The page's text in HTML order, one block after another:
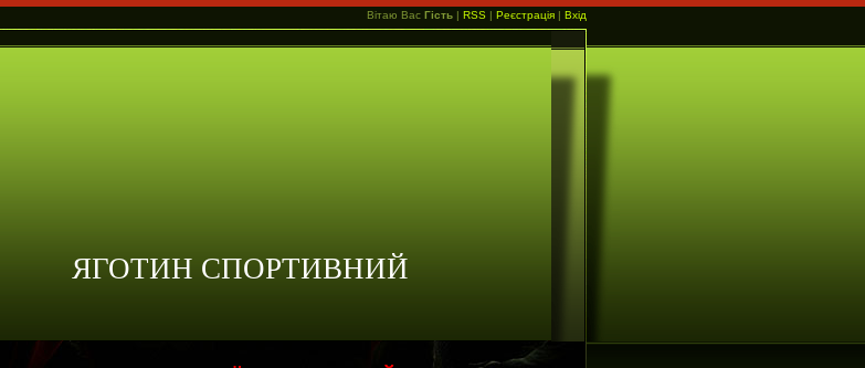
Вітаю Вас Гість | RSS | Реєстрація | Вхід
ЯГОТИН СПОРТИВНИЙ